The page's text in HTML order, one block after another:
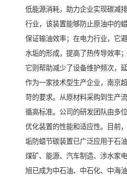
低能源消耗，助力企业实现碳减
行业，该装置能够防止原油中的
保证输油效率；在电力行业，它
水垢的形成，提高了热传导效率
它则帮助减少了设备维护频次，
作为一家技术型生产企业，南京
苛的要求。从原材料采购到生产
循高标准。公司的研发团队由多
优化装置的性能和适应性。目前
垢防蜡节碳装置已广泛应用于石
煤矿、能源、汽车制造、涉水家
旭已成为中石油、中石化、中海